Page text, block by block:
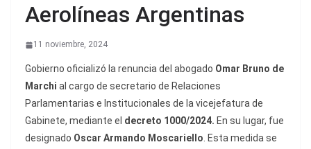
Aerolíneas Argentinas
11 noviembre, 2024
Gobierno oficializó la renuncia del abogado Omar Bruno de
Marchi al cargo de secretario de Relaciones
Parlamentarias e Institucionales de la vicejefatura de
Gabinete, mediante el decreto 1000/2024. En su lugar, fue
designado Oscar Armando Moscariello . Esta medida se